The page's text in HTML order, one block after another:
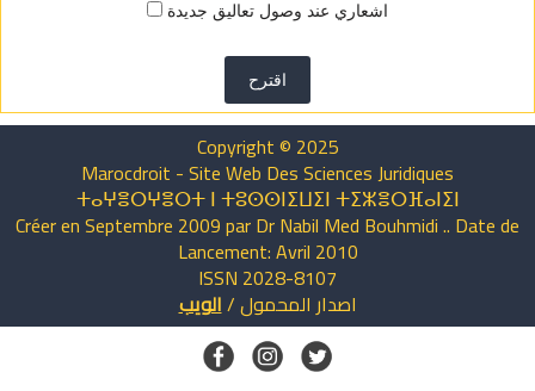
اشعاري عند وصول تعاليق جديدة
اقترح
Copyright © 2025
Marocdroit - Site Web Des Sciences Juridiques
ⵜⴰⵖⴻⵔⵖⴻⵔⵜ ⵏ ⵜⵓⵙⵙⵏⵉⵡⵉⵏ ⵜⵉⵣⴻⵔⴼⴰⵏⵉⵏ
Créer en Septembre 2009 par Dr Nabil Med Bouhmidi .. Date de
Lancement: Avril 2010
ISSN 2028-8107
اصدار المحمول/الويب